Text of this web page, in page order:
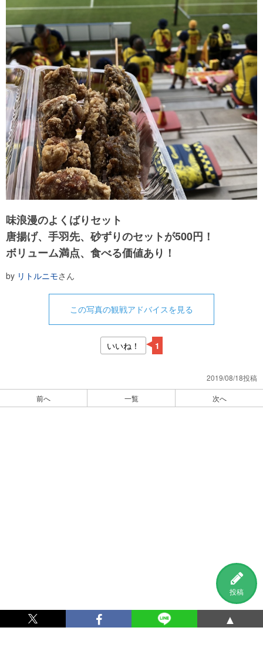
投稿
味浪漫のよくばりセット
唐揚げ、手羽先、砂ずりのセットが500円！
ボリューム満点、食べる価値あり！
by リトルニモさん
この写真の観戦アドバイスを見る
いいね！ 1
2019/08/18投稿
前へ 一覧 次へ
▲